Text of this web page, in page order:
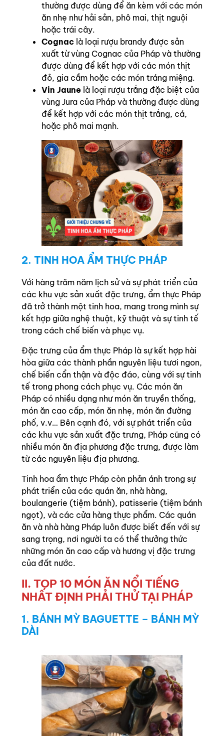
thường được dùng để ăn kèm với các món
ăn nhẹ như hải sản, phô mai, thịt nguội
hoặc trái cây.
Cognac là loại rượu brandy được sản
xuất từ vùng Cognac của Pháp và thường
được dùng để kết hợp với các món thịt
đỏ, gia cầm hoặc các món tráng miệng.
Vin Jaune là loại rượu trắng đặc biệt của
vùng Jura của Pháp và thường được dùng
để kết hợp với các món thịt trắng, cá,
hoặc phô mai mạnh.
2. TINH HOA ẨM THỰC PHÁP
Với hàng trăm năm lịch sử và sự phát triển của
các khu vực sản xuất đặc trưng, ẩm thực Pháp
đã trở thành một tinh hoa, mang trong mình sự
kết hợp giữa nghệ thuật, kỹ thuật và sự tinh tế
trong cách chế biến và phục vụ.
Đặc trưng của ẩm thực Pháp là sự kết hợp hài
hòa giữa các thành phần nguyên liệu tươi ngon,
chế biến cẩn thận và độc đáo, cùng với sự tinh
tế trong phong cách phục vụ. Các món ăn
Pháp có nhiều dạng như món ăn truyền thống,
món ăn cao cấp, món ăn nhẹ, món ăn đường
phố, v.v… Bên cạnh đó, với sự phát triển của
các khu vực sản xuất đặc trưng, Pháp cũng có
nhiều món ăn địa phương đặc trưng, được làm
từ các nguyên liệu địa phương.
Tinh hoa ẩm thực Pháp còn phản ánh trong sự
phát triển của các quán ăn, nhà hàng,
boulangerie (tiệm bánh), patisserie (tiệm bánh
ngọt), và các cửa hàng thực phẩm. Các quán
ăn và nhà hàng Pháp luôn được biết đến với sự
sang trọng, nơi người ta có thể thưởng thức
những món ăn cao cấp và hương vị đặc trưng
của đất nước.
II. TOP 10 MÓN ĂN NỔI TIẾNG
NHẤT ĐỊNH PHẢI THỬ TẠI PHÁP
1. BÁNH MỲ BAGUETTE – BÁNH MỲ
DÀI